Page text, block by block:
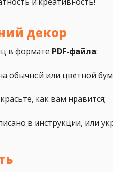
декор
в формате PDF-файла:
обычной или цветной
как вам нравится;
в инструкции, или